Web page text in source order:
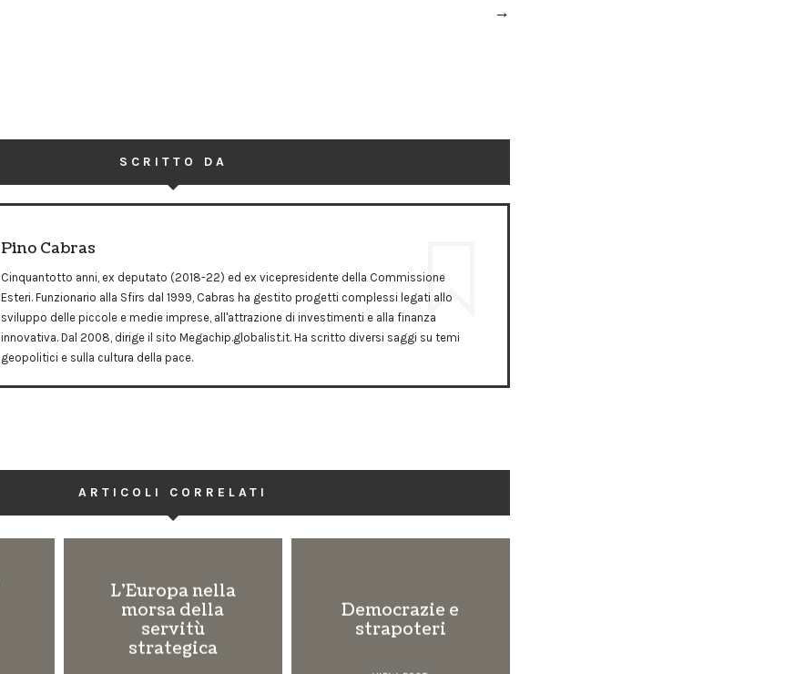
→
SCRITTO DA
Pino Cabras
Cinquantotto anni, ex deputato (2018-22) ed ex vicepresidente della Commissione
Esteri. Funzionario alla Sfirs dal 1999, Cabras ha gestito progetti complessi legati allo
sviluppo delle piccole e medie imprese, all'attrazione di investimenti e alla finanza
innovativa. Dal 2008, dirige il sito Megachip.globalist.it. Ha scritto diversi saggi su temi
geopolitici e sulla cultura della pace.
ARTICOLI CORRELATI
L’Europa nella
morsa della
servitù
strategica
Democrazie e
strapoteri